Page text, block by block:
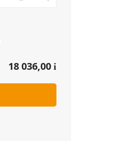
18 036,00 i